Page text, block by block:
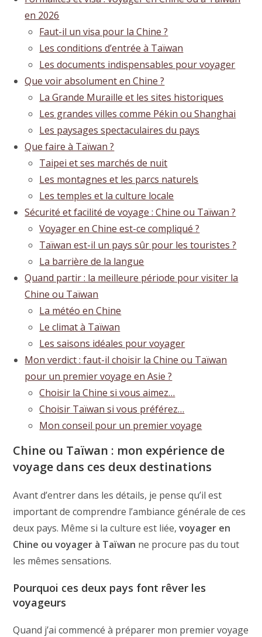
en 2026
Faut-il un visa pour la Chine ?
Les conditions d’entrée à Taïwan
Les documents indispensables pour voyager
Que voir absolument en Chine ?
La Grande Muraille et les sites historiques
Les grandes villes comme Pékin ou Shanghai
Les paysages spectaculaires du pays
Que faire à Taïwan ?
Taipei et ses marchés de nuit
Les montagnes et les parcs naturels
Les temples et la culture locale
Sécurité et facilité de voyage : Chine ou Taïwan ?
Voyager en Chine est-ce compliqué ?
Taïwan est-il un pays sûr pour les touristes ?
La barrière de la langue
Quand partir : la meilleure période pour visiter la
Chine ou Taïwan
La météo en Chine
Le climat à Taïwan
Les saisons idéales pour voyager
Mon verdict : faut-il choisir la Chine ou Taïwan
pour un premier voyage en Asie ?
Choisir la Chine si vous aimez…
Choisir Taïwan si vous préférez…
Mon conseil pour un premier voyage
Chine ou Taïwan : mon expérience de
voyage dans ces deux destinations
Avant d’entrer dans les détails, je pense qu’il est
important de comprendre l’ambiance générale de ces
deux pays. Même si la culture est liée,voyager en
Chine ou voyager à Taïwan ne procure pas du tout
les mêmes sensations.
Pourquoi ces deux pays font rêver les
voyageurs
Quand j’ai commencé à préparer mon premier voyage